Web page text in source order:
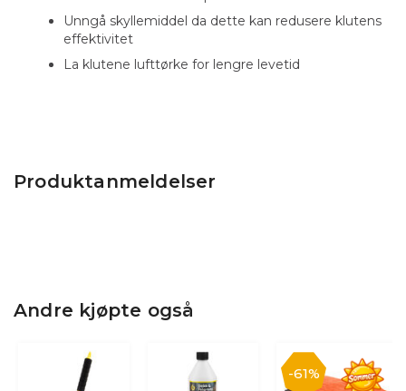
Produktanmeldelser
Andre kjøpte også
61%
Unngå skyllemiddel da dette kan redusere klutens
effektivitet
La klutene lufttørke for lengre levetid